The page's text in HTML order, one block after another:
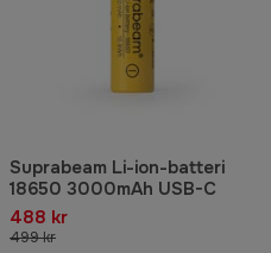
Suprabeam Li-ion-batteri
18650 3000mAh USB-C
488 kr
499 kr